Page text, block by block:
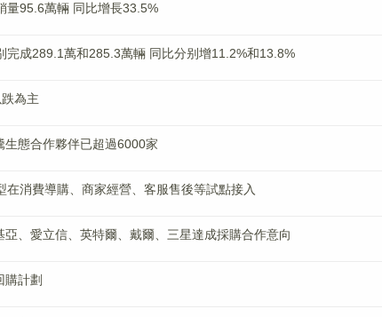
量95.6萬輛 同比增長33.5%
完成289.1萬和285.3萬輛 同比分别增11.2%和13.8%
為主
態合作夥伴已超過6000家
在消費導購、商家經營、客服售後等試點接入
、愛立信、英特爾、戴爾、三星達成採購合作意向
購計劃